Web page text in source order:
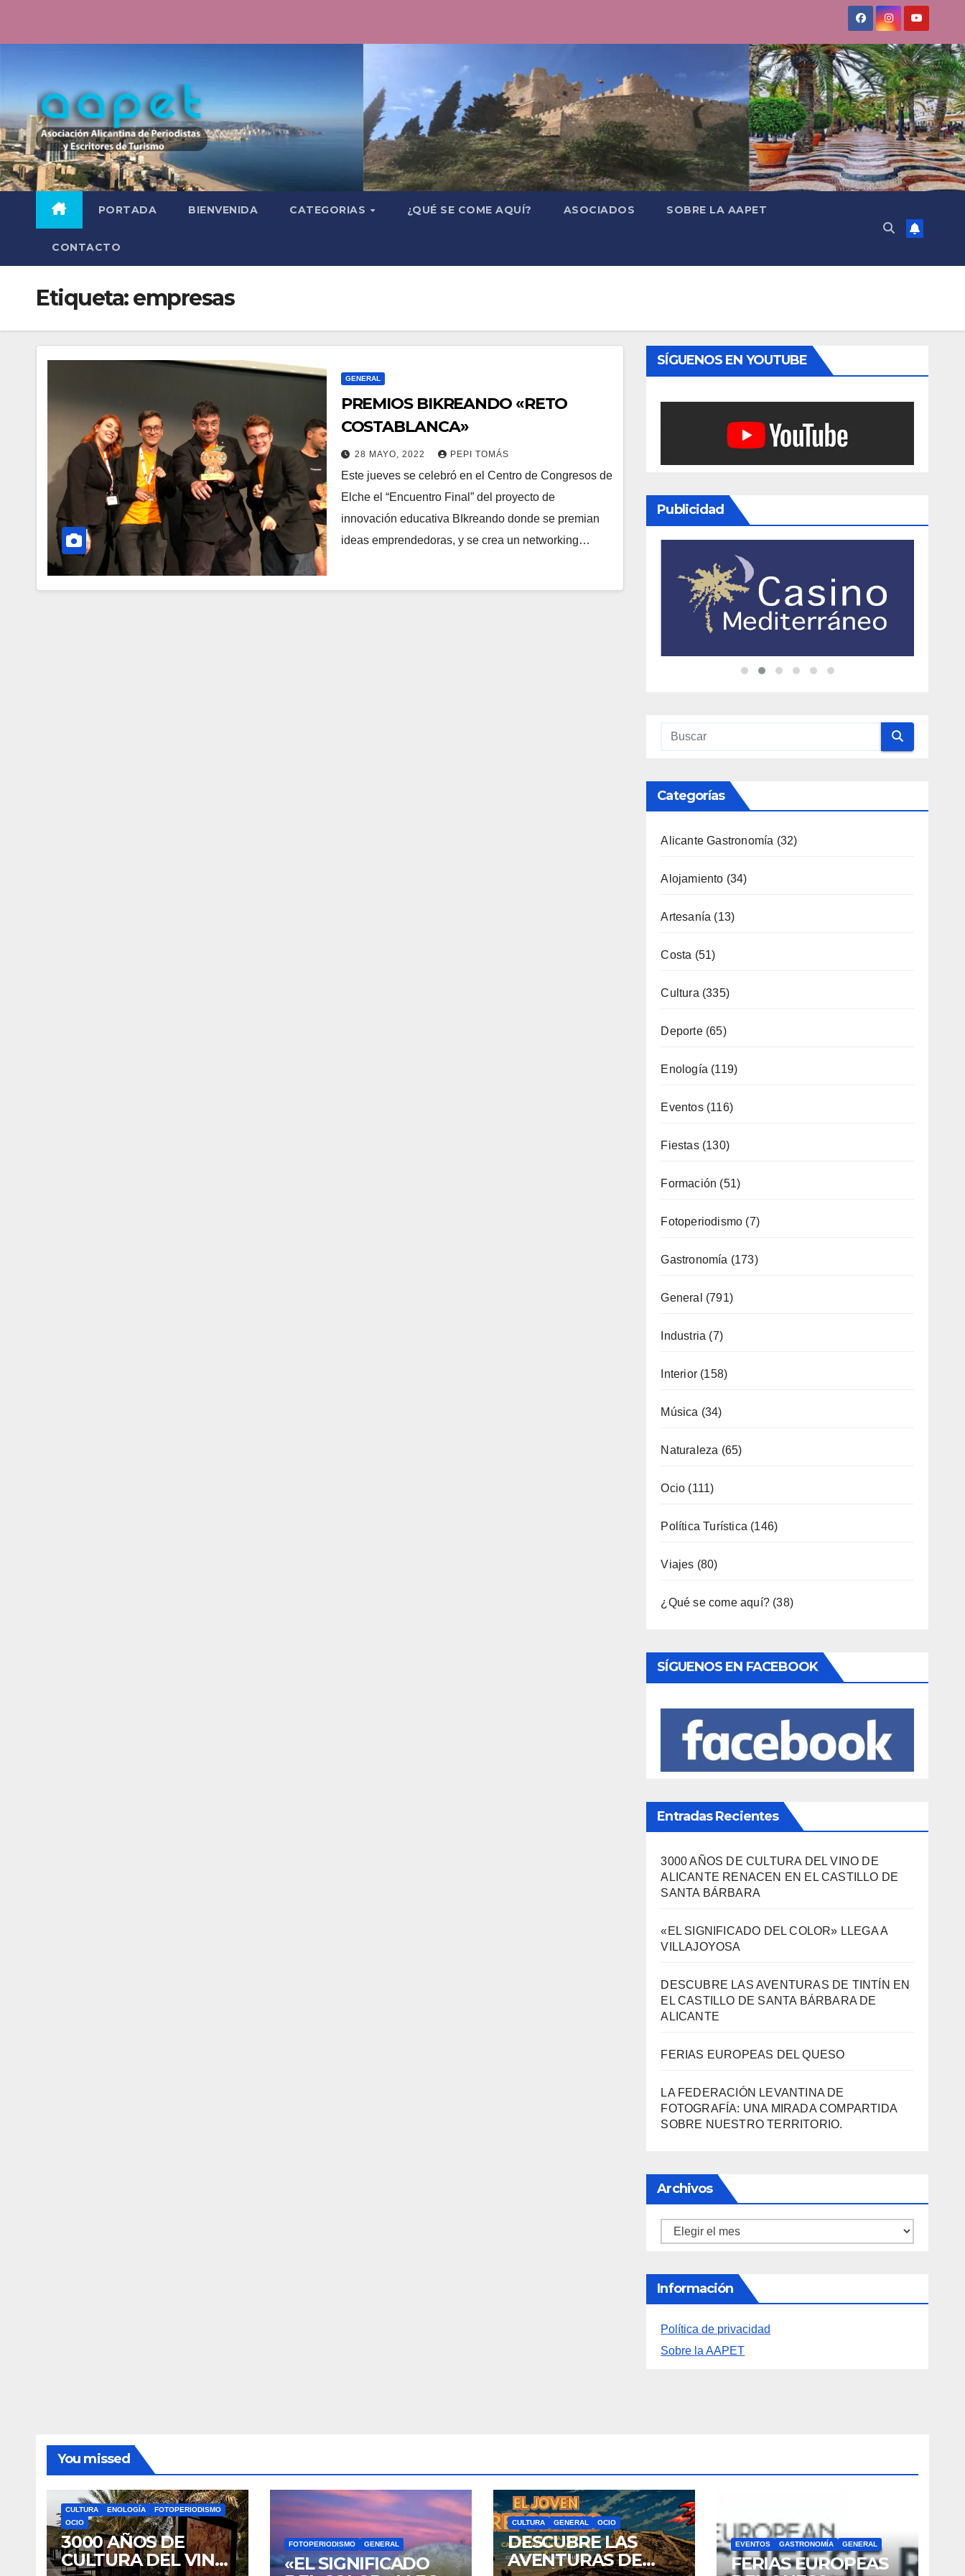
PORTADA BIENVENIDA CATEGORIAS ¿QUÉ SE COME AQUÍ? ASOCIADOS SOBRE LA AAPET
CONTACTO
Etiqueta:empresas
GENERAL
PREMIOS BIKREANDO «RETO
COSTABLANCA»
28 MAYO, 2022 PEPI TOMÁS
Este jueves se celebró en el Centro de Congresos de
Elche el “Encuentro Final” del proyecto de
innovación educativa BIkreando donde se premian
ideas emprendedoras, y se crea un networking…
SÍGUENOS EN YOUTUBE
Publicidad
Categorías
Alicante Gastronomía (32)
Alojamiento (34)
Artesanía (13)
Costa (51)
Cultura (335)
Deporte(65)
Enología (119)
Eventos(116)
Fiestas(130)
Formación (51)
Fotoperiodismo (7)
Gastronomía (173)
General (791)
Industria (7)
Interior(158)
Música (34)
Naturaleza (65)
Ocio (111)
Política Turística (146)
Viajes (80)
¿Qué se come aquí?(38)
SÍGUENOS EN FACEBOOK
Entradas Recientes
3000 AÑOS DE CULTURA DEL VINO DE
ALICANTE RENACEN EN EL CASTILLO DE
SANTA BÁRBARA
«EL SIGNIFICADO DEL COLOR» LLEGA A
VILLAJOYOSA
DESCUBRE LAS AVENTURAS DE TINTÍN EN
EL CASTILLO DE SANTA BÁRBARA DE
ALICANTE
FERIAS EUROPEAS DEL QUESO
LA FEDERACIÓN LEVANTINA DE
FOTOGRAFÍA: UNA MIRADA COMPARTIDA
SOBRE NUESTRO TERRITORIO.
Archivos
Archivos
Información
Política de privacidad
Sobre la AAPET
You missed
CULTURA ENOLOGÍA
FOTOPERIODISMO
OCIO
3000 AÑOS DE
CULTURA DEL VINO
FOTOPERIODISMO GENERAL
«EL SIGNIFICADO
CULTURA GENERAL OCIO
DESCUBRE LAS
AVENTURAS DE
EVENTOS GASTRONOMÍA GENERAL
FERIAS EUROPEAS